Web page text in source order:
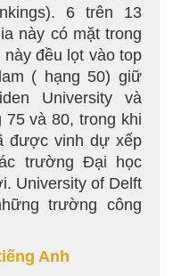
6 trên 13
này có mặt trong
đều lọt vào top
( hạng 50) giữ
University và
75 và 80, trong khi
được vinh dự xếp
trường Đại học
University of Delft
trường công
Anh